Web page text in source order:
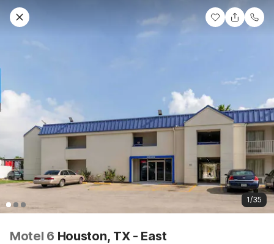
1/35
Motel 6 Houston, TX - East